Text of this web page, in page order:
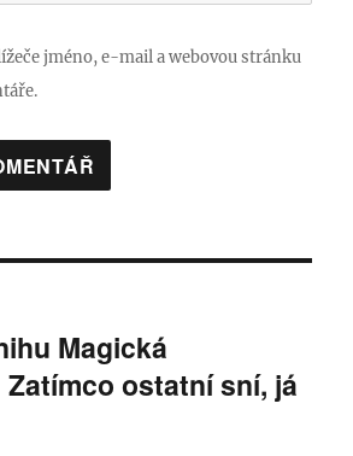
jméno, e-mail a webovou stránku
Magická
ostatní sní, já